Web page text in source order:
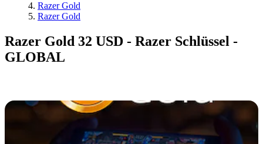
Razer Gold
Razer Gold
Razer Gold 32 USD - Razer Schlüssel -
GLOBAL